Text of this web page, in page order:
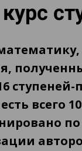
всего